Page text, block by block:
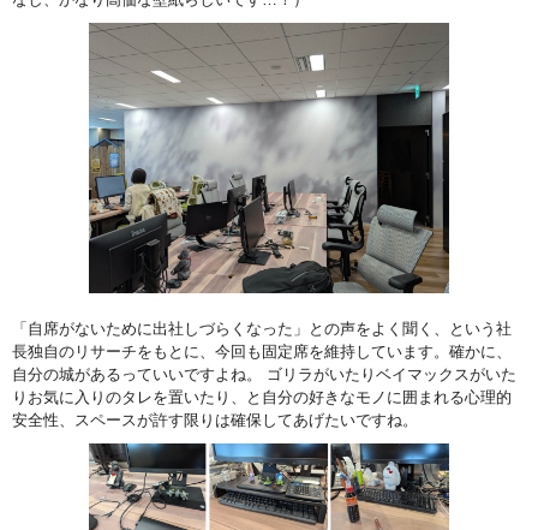
「自席がないために出社しづらくなった」との声をよく聞く、という社
長独自のリサーチをもとに、今回も固定席を維持しています。確かに、
自分の城があるっていいですよね。 ゴリラがいたりベイマックスがいた
りお気に入りのタレを置いたり、と自分の好きなモノに囲まれる心理的
安全性、スペースが許す限りは確保してあげたいですね。